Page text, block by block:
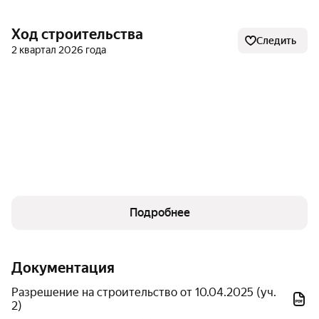
На территории будт расположены детские и
спортивные площадки, спортивный клуб с бассейном,
зоны для воркаута и велодорожки. По периметру
поликлиниками, а также кабинетом врача общей
интеллектуальное освещение, использование
Ход строительства
2 квартал 2026 года
Следить
Подробнее
Документация
Разрешение на строительство от 10.04.2025 (уч.
2)